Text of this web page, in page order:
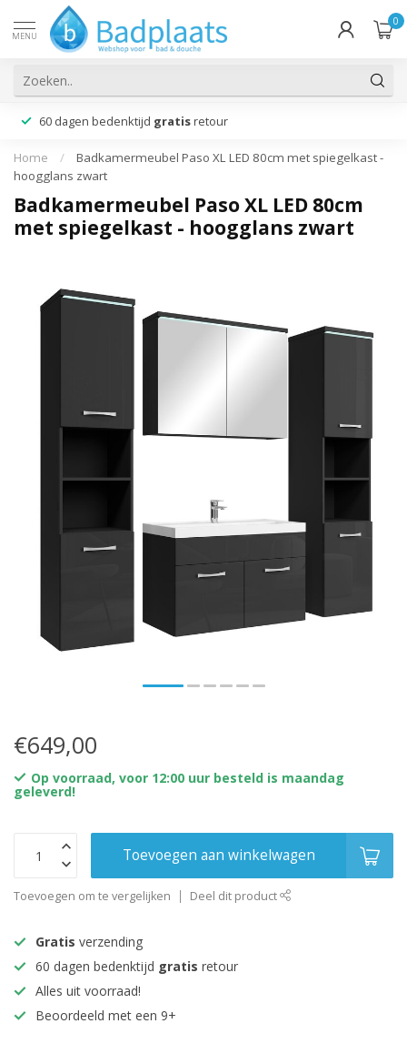
MENU
0
60 dagen bedenktijd gratis retour
Home /
Badkamermeubel Paso XL LED 80cm met spiegelkast -
hoogglans zwart
Badkamermeubel Paso XL LED 80cm
met spiegelkast - hoogglans zwart
€649,00
Op voorraad, voor 12:00 uur besteld is maandag
geleverd!
Toevoegen aan winkelwagen
Toevoegen om te vergelijken Deel dit product
Gratis verzending
60 dagen bedenktijd gratis retour
Alles uit voorraad!
Beoordeeld met een 9+